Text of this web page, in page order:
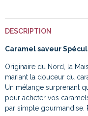
DESCRIPTION
Caramel saveur
Originaire du Nord, la
mariant la douceur du
Un mélange surprenant
pour acheter vos
par simple gourmandise.